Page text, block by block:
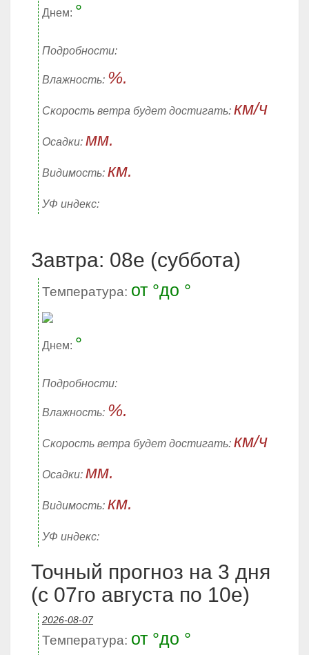
Днем: °
Подробности:
Влажность: %.
Скорость ветра будет достигать: км/ч
Осадки: мм.
Видимость: км.
УФ индекс:
Завтра: 08е (суббота)
Температура: от °до °
Днем: °
Подробности:
Влажность: %.
Скорость ветра будет достигать: км/ч
Осадки: мм.
Видимость: км.
УФ индекс:
Точный прогноз на 3 дня
(с 07го августа по 10е)
2026-08-07
Температура: от °до °